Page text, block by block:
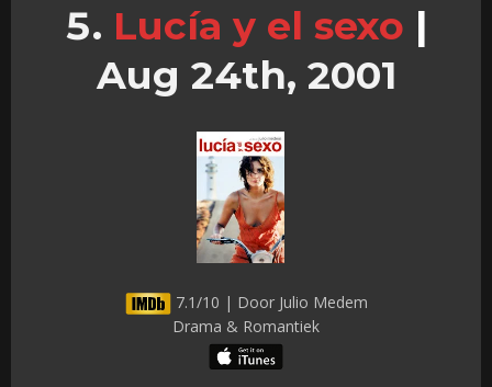
Lucía y el sexo |
Aug 24th, 2001
7.1/10 | Door Julio Medem
Drama & Romantiek